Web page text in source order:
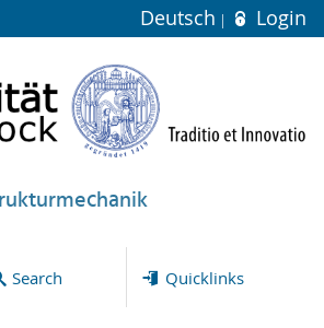
Deutsch Login
Search Quicklinks